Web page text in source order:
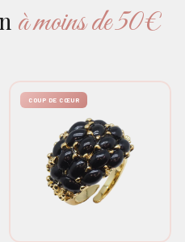
à moins de 50€
COUP DE CŒUR